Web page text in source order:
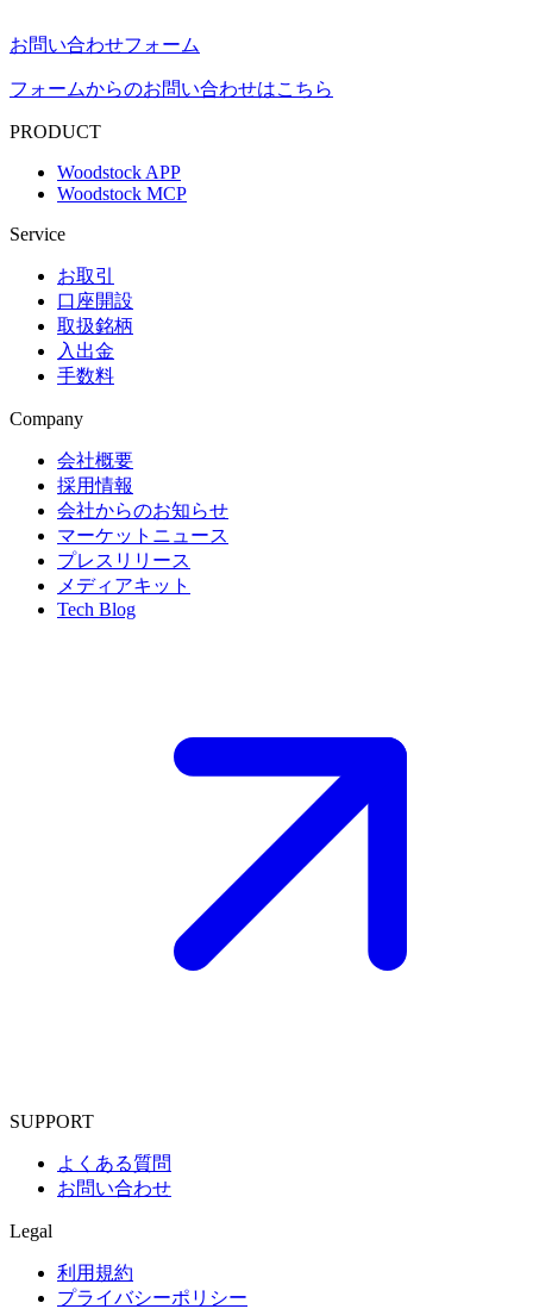
お問い合わせフォーム
フォームからのお問い合わせはこちら
PRODUCT
Woodstock APP
Woodstock MCP
Service
お取引
口座開設
取扱銘柄
入出金
手数料
Company
会社概要
採用情報
会社からのお知らせ
マーケットニュース
プレスリリース
メディアキット
Tech Blog
SUPPORT
よくある質問
お問い合わせ
Legal
利用規約
プライバシーポリシー